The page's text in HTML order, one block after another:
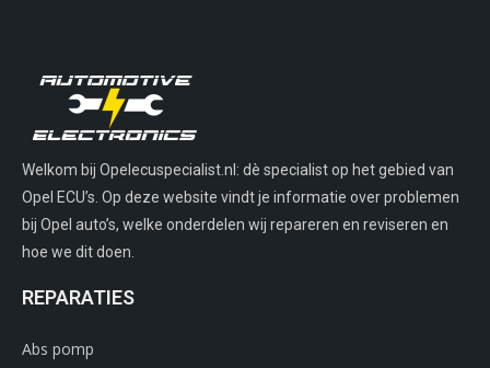
Welkom bij Opelecuspecialist.nl: dè specialist op het gebied van
Opel ECU’s. Op deze website vindt je informatie over problemen
bij Opel auto’s, welke onderdelen wij repareren en reviseren en
hoe we dit doen.
REPARATIES
Abs pomp